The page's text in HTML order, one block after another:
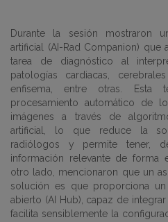
Durante la sesión mostraron
artificial (AI-Rad Companion)
tarea de diagnóstico al
patologías cardiacas,
enfisema, entre otras. Esta
procesamiento automático de
imágenes a través de
artificial, lo que reduce la
radiólogos y permite tener,
información relevante de forma
otro lado, mencionaron que un
solución es que proporciona un
abierto (AI Hub), capaz de
facilita sensiblemente la